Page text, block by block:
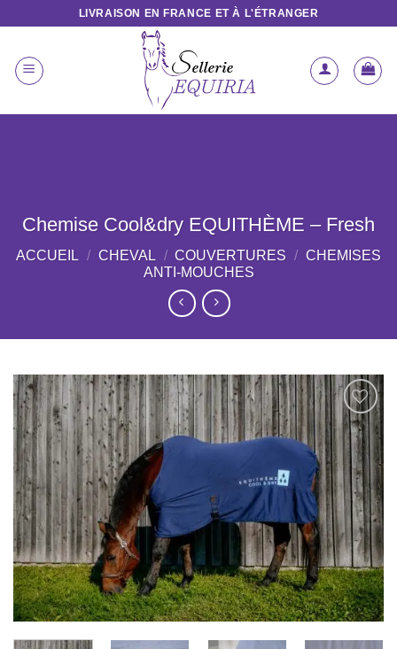
contenu
LIVRAISON EN FRANCE ET À L'ÉTRANGER
Chemise Cool&dry EQUITHÈME – Fresh
ACCUEIL / CHEVAL / COUVERTURES / CHEMISES
ANTI-MOUCHES
Ajouter
à la liste
de
souhaits